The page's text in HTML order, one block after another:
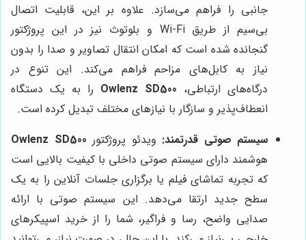
جانبی را فراهم می‌سازد. علاوه بر این، قابلیت اتصال
بی‌سیم از طریق Wi-Fi و بلوتوث نیز در این پروژکتور
گنجانده شده است که امکان انتقال تصاویر و صدا را بدون
نیاز به کابل‌های مزاحم فراهم می‌کند. این تنوع در
درگاه‌های ارتباطی، Owlenz SD500 را به یک دستگاه
انعطاف‌پذیر و سازگار با نیازهای مختلف تبدیل کرده است.
سیستم صوتی قدرتمند: ویدئو پروژکتور Owlenz SD500
هوشمند دارای سیستم صوتی داخلی با کیفیت بالایی است
که تجربه تماشای فیلم یا برگزاری جلسات آنلاین را به یک
سطح جدید ارتقا می‌دهد. این سیستم صوتی با ارائه
صدایی واضح، رسا و فراگیر، شما را از خرید اسپیکرهای